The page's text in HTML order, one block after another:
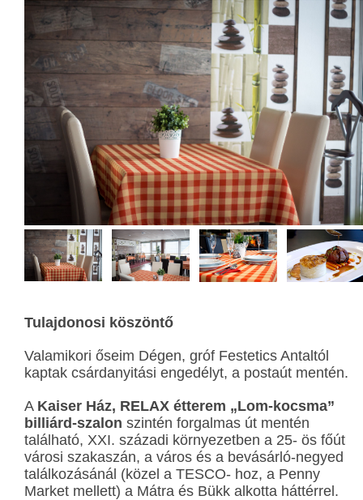
Tulajdonosi köszöntő
Valamikori őseim Dégen, gróf Festetics Antaltól
kaptak csárdanyitási engedélyt, a postaút mentén.
A Kaiser Ház, RELAX étterem „Lom-kocsma”
billiárd-szalon szintén forgalmas út mentén
található, XXI. századi környezetben a 25- ös főút
városi szakaszán, a város és a bevásárló-negyed
találkozásánál (közel a TESCO- hoz, a Penny
Market mellett) a Mátra és Bükk alkotta háttérrel.